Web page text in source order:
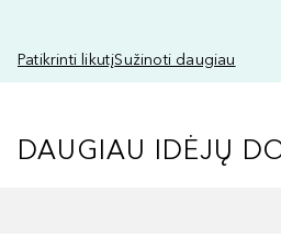
Patikrinti likutįSužinoti daugiau
DAUGIAU IDĖJŲ